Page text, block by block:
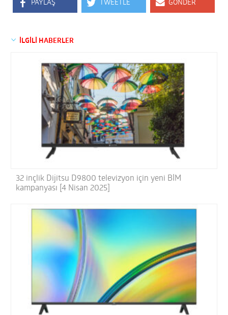
PAYLAŞ TWEETLE GÖNDER
İLGİLİ HABERLER
32 inçlik Dijitsu D9800 televizyon için yeni BİM
kampanyası [4 Nisan 2025]